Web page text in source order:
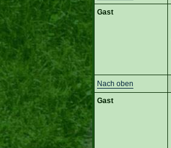
Gast
Nach oben
Gast